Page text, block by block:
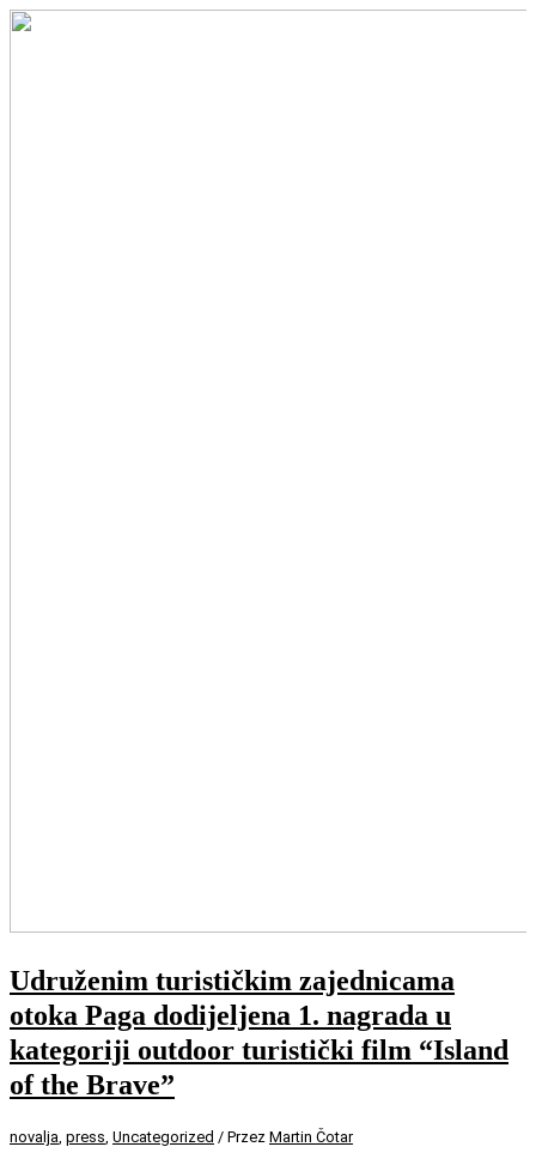
Udruženim turističkim zajednicama
otoka Paga dodijeljena 1. nagrada u
kategoriji outdoor turistički film “Island
of the Brave”
novalja press Uncategorized / Przez Martin Čotar